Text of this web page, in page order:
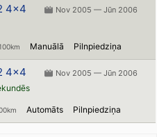
4x4 Nov 2005 — Jūn 2006
Manuālā Pilnpiedziņa
4x4 Nov 2005 — Jūn 2006
Automāts Pilnpiedziņa